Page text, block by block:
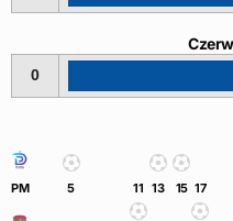
0
PM 5 11 13 15 17